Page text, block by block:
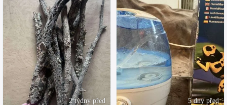
2 týdny před 5 dny před